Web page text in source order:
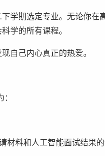
学期选定专业。无论你在
学的所有课程。
己内心真正的热爱。
材料和人工智能面试结果